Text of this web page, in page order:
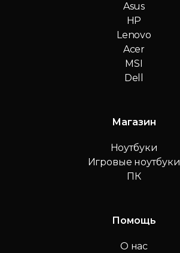
Asus
HP
Lenovo
Acer
MSI
Dell
Магазин
Ноутбуки
Игровые ноутбуки
ПК
Помощь
О нас